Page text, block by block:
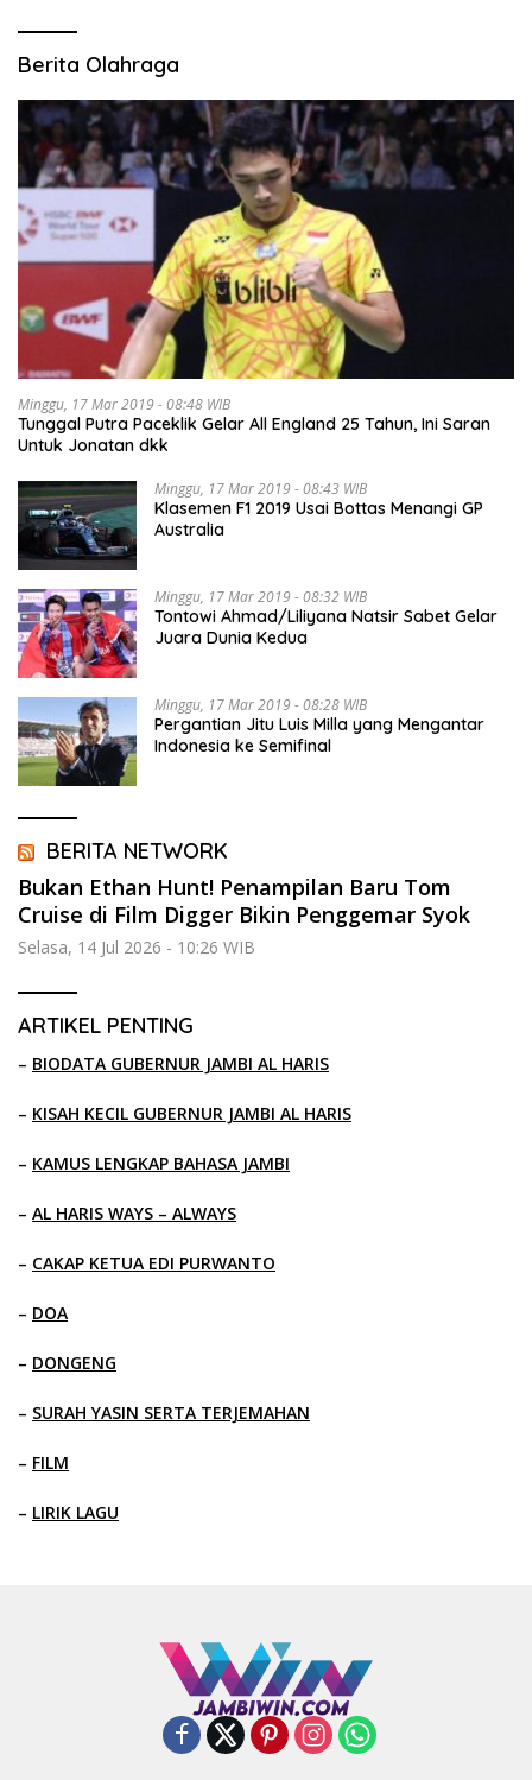
Berita Olahraga
Minggu, 17 Mar 2019 - 08:48 WIB
Tunggal Putra Paceklik Gelar All England 25 Tahun, Ini Saran
Untuk Jonatan dkk
Minggu, 17 Mar 2019 - 08:43 WIB
Klasemen F1 2019 Usai Bottas Menangi GP
Australia
Minggu, 17 Mar 2019 - 08:32 WIB
Tontowi Ahmad/Liliyana Natsir Sabet Gelar
Juara Dunia Kedua
Minggu, 17 Mar 2019 - 08:28 WIB
Pergantian Jitu Luis Milla yang Mengantar
Indonesia ke Semifinal
BERITA NETWORK
Bukan Ethan Hunt! Penampilan Baru Tom
Cruise di Film Digger Bikin Penggemar Syok
Selasa, 14 Jul 2026 - 10:26 WIB
ARTIKEL PENTING
– BIODATA GUBERNUR JAMBI AL HARIS
– KISAH KECIL GUBERNUR JAMBI AL HARIS
– KAMUS LENGKAP BAHASA JAMBI
– AL HARIS WAYS – ALWAYS
– CAKAP KETUA EDI PURWANTO
– DOA
– DONGENG
– SURAH YASIN SERTA TERJEMAHAN
– FILM
– LIRIK LAGU